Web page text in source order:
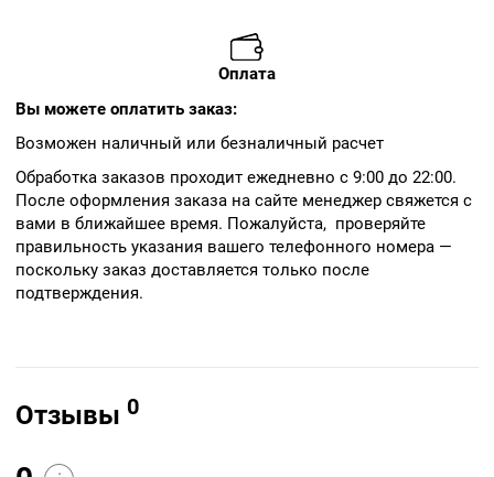
Оплата
Вы можете оплатить заказ:
Возможен наличный или безналичный расчет
Обработка заказов проходит ежедневно с 9:00 до 22:00.
После оформления заказа на сайте менеджер свяжется с
вами в ближайшее время. Пожалуйста, проверяйте
правильность указания вашего телефонного номера —
поскольку заказ доставляется только после
подтверждения.
Отзывы 0